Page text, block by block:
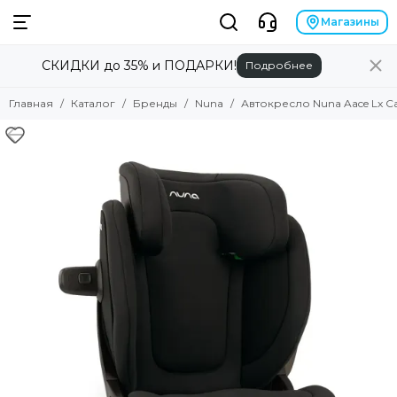
Смотреть все товары
Angela Bella
Babiators
Baby Chipak
Brand for my son
Britax Roemer
Магазины
СКИДКИ до 35% и ПОДАРКИ! Подробнее
Главная Каталог Бренды Nuna Автокресло Nuna Aace Lx